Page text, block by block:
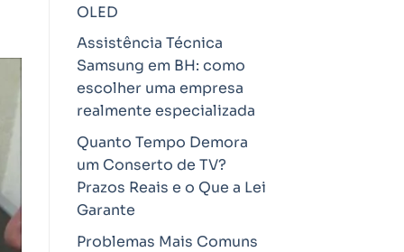
OLED
Assistência Técnica
Samsung em BH: como
escolher uma empresa
realmente especializada
Quanto Tempo Demora
um Conserto de TV?
Prazos Reais e o Que a Lei
Garante
Problemas Mais Comuns